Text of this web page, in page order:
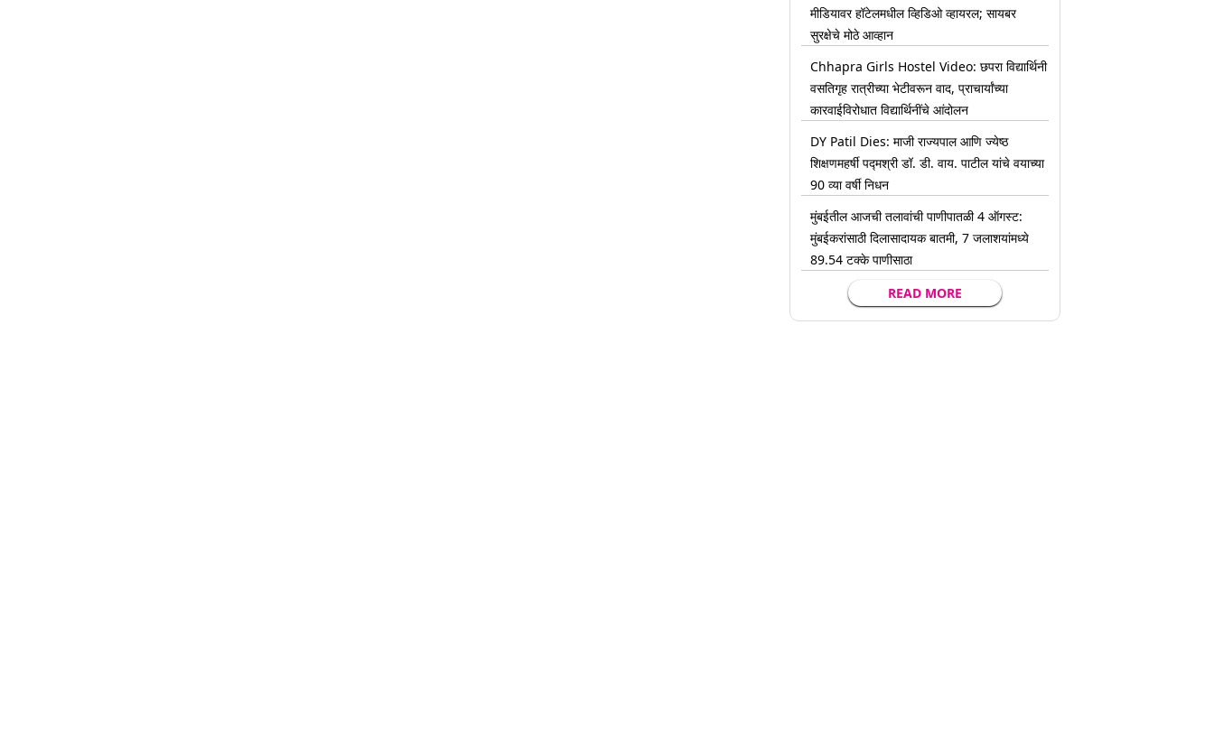
मीडियावर हॉटेलमधील व्हिडिओ व्हायरल; सायबर
सुरक्षेचे मोठे आव्हान
Chhapra Girls Hostel Video: छपरा विद्यार्थिनी
वसतिगृह रात्रीच्या भेटीवरून वाद, प्राचार्यांच्या
कारवाईविरोधात विद्यार्थिनींचे आंदोलन
DY Patil Dies: माजी राज्यपाल आणि ज्येष्ठ
शिक्षणमहर्षी पद्मश्री डॉ. डी. वाय. पाटील यांचे वयाच्या
90 व्या वर्षी निधन
मुंबईतील आजची तलावांची पाणीपातळी 4 ऑगस्ट:
मुंबईकरांसाठी दिलासादायक बातमी, 7 जलाशयांमध्ये
89.54 टक्के पाणीसाठा
READ MORE